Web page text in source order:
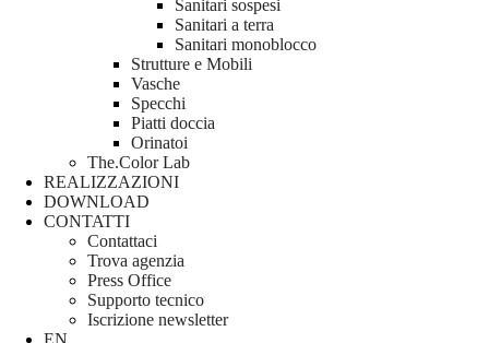
Sanitari sospesi
Sanitari a terra
Sanitari monoblocco
Strutture e Mobili
Vasche
Specchi
Piatti doccia
Orinatoi
The.Color Lab
REALIZZAZIONI
DOWNLOAD
CONTATTI
Contattaci
Trova agenzia
Press Office
Supporto tecnico
Iscrizione newsletter
EN